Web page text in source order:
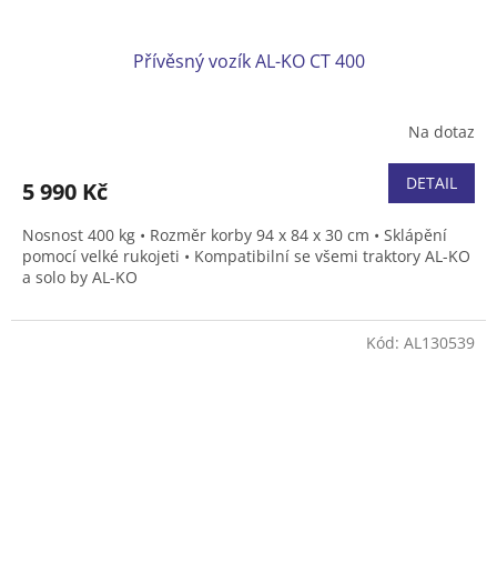
Přívěsný vozík AL-KO CT 400
Na dotaz
5 990 Kč DETAIL
Nosnost 400 kg • Rozměr korby 94 x 84 x 30 cm • Sklápění
pomocí velké rukojeti • Kompatibilní se všemi traktory AL-KO
a solo by AL-KO
Kód: AL130539